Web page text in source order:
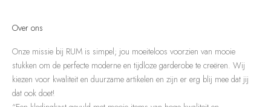
Over ons
Onze missie bij RUM is simpel; jou moeiteloos voorzien van mooie
stukken om de perfecte moderne en tijdloze garderobe te creëren. Wij
kiezen voor kwaliteit en duurzame artikelen en zijn er erg blij mee dat jij
dat ook doet!